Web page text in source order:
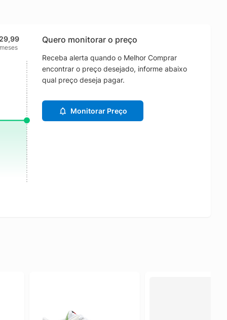
Quero monitorar o preço
Receba alerta quando o Melhor Comprar
encontrar o preço desejado, informe abaixo
qual preço deseja pagar.
Monitorar Preço